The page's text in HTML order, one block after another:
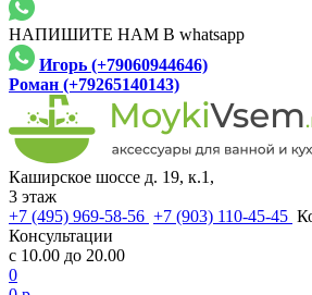
НАПИШИТЕ НАМ В whatsapp
Игорь (+79060944646)
Роман (+79265140143)
Каширское шоссе д. 19, к.1,
3 этаж
+7 (495) 969-58-56 +7 (903) 110-45-45
Консультации
с 10.00 до 20.00
0